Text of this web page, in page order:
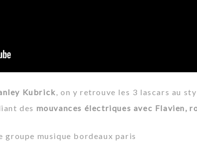
Kubrick, on y retrouve les 3 lascars au
des mouvances électriques avec Flavien,